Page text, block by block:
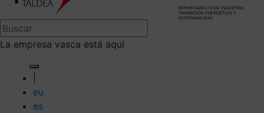
La empresa vasca está aquí
eu
es